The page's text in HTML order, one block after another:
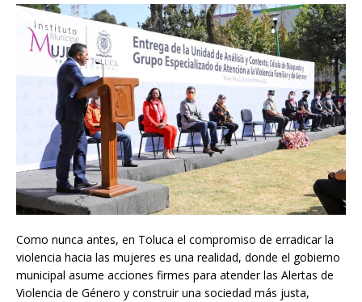
Como nunca antes, en Toluca el compromiso de erradicar la
violencia hacia las mujeres es una realidad, donde el gobierno
municipal asume acciones firmes para atender las Alertas de
Violencia de Género y construir una sociedad más justa,